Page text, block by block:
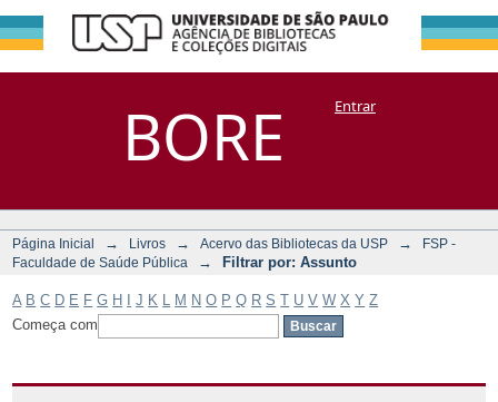
BORE
Filtrar por:
Assunto
DSpace/Manakin + CoriscoEntrar
Página Inicial → Livros → Acervo das Bibliotecas da USP →
FSP -
Faculdade de Saúde Pública
→ Filtrar por: Assunto
A B C D E F G H J K M N O P Q R S T U V W X Y Z
Começa com